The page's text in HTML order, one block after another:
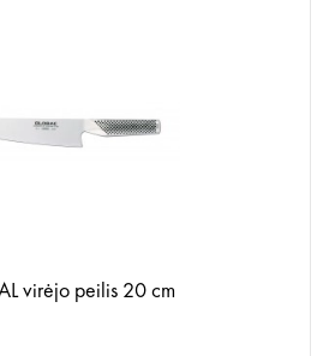
virėjo peilis 20 cm